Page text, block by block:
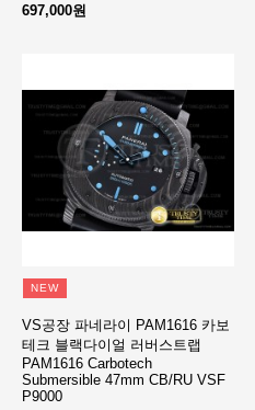
697,000원
NEW
VS공장 파네라이 PAM1616 카보
테크 블랙다이얼 러버스트랩
PAM1616 Carbotech
Submersible 47mm CB/RU VSF
P9000